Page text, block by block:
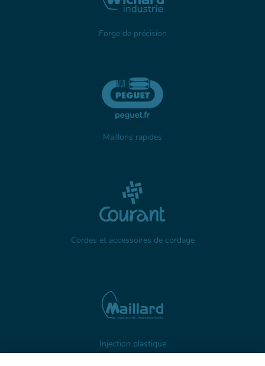
Forge de précision
Maillons rapides
Cordes et accessoires de cordage
Injection plastique